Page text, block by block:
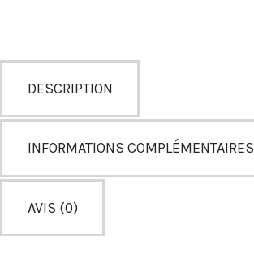
DESCRIPTION
INFORMATIONS COMPLÉMENTAIRES
AVIS (0)